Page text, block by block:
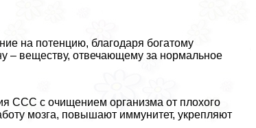
на потенцию, благодаря богатому
– веществу, отвечающему за нормальное
ССС с очищением организма от плохого
мозга, повышают иммунитет, укрепляют